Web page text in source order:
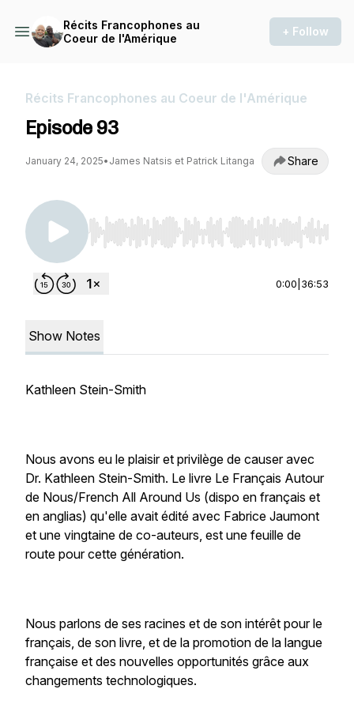
Récits Francophones au
Coeur de l'Amérique
+ Follow
Récits Francophones au Coeur de l'Amérique
Episode 93
January 24, 2025• James Natsis et Patrick Litanga Share
Use Left/Right to seek, Home/End to jump to
0:00 36:53
Show Notes
Kathleen Stein-Smith
Nous avons eu le plaisir et privilège de causer avec
Dr. Kathleen Stein-Smith. Le livre Le Français Autour
de Nous/French All Around Us (dispo en français et
en anglias) qu'elle avait édité avec Fabrice Jaumont
et une vingtaine de co-auteurs, est une feuille de
route pour cette génération.
Nous parlons de ses racines et de son intérêt pour le
français, de son livre, et de la promotion de la langue
française et des nouvelles opportunités grâce aux
changements technologiques.